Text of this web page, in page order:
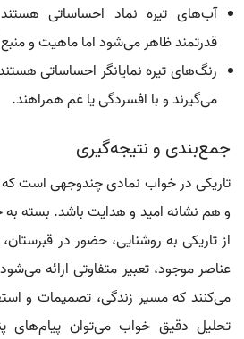
آب‌های تیره نماد احساساتی
قدرتمند ظاهر می‌شود اما ماهیت و
رنگ‌های تیره نمایانگر احساساتی
می‌گیرند و با افسردگی یا غم همراهند.
جمع‌بندی و نتیجه‌گیری
تاریکی در خواب نمادی چندوجهی است
و هم نشانه امید و هدایت باشد. بسته
از تاریکی به روشنایی، حضور در
عناصر موجود، تعبیر متفاوتی ارائه
می‌کنند که مسیر زندگی، تصمیمات و
تحلیل دقیق خواب می‌توان پیام‌های